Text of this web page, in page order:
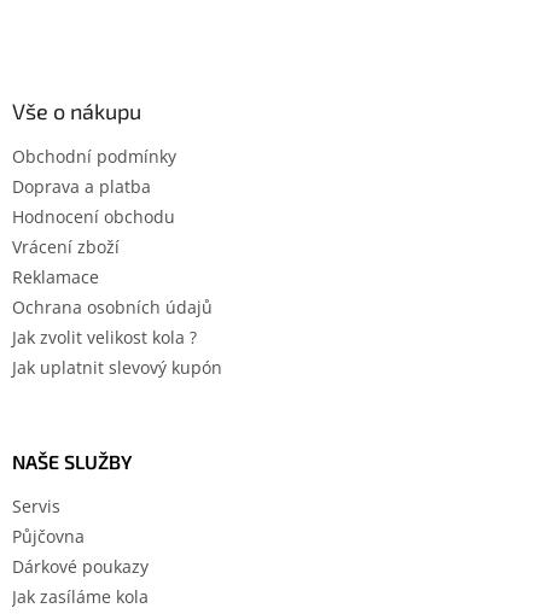
Vše o nákupu
Obchodní podmínky
Doprava a platba
Hodnocení obchodu
Vrácení zboží
Reklamace
Ochrana osobních údajů
Jak zvolit velikost kola ?
Jak uplatnit slevový kupón
NAŠE SLUŽBY
Servis
Půjčovna
Dárkové poukazy
Jak zasíláme kola